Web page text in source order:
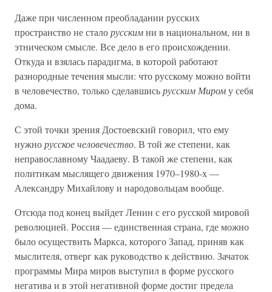
Даже при численном преобладании русских
пространство не сталорусскимни в национальном, ни в
этническом смысле. Все дело в его происхождении.
Откуда и взялась парадигма, в которой работают
разнородные течения мысли: что русскому можно войти
в человечество, только сделавшисьрусским Мирому себя
дома.
С этой точки зрения Достоевский говорил, что ему
нужнорусское человечество. В той же степени, как
неправославному Чаадаеву. В такой же степени, как
политикам мыслящего движения 1970–1980-х —
Александру Михайлову и народовольцам вообще.
Отсюда под конец выйдет Ленин с его русской мировой
революцией. Россия — единственная страна, где можно
было осуществить Маркса, которого Запад, приняв как
мыслителя, отверг как руководство к действию. Зачаток
программы Мира миров выступил в форме русского
негатива и в этой негативной форме достиг предела